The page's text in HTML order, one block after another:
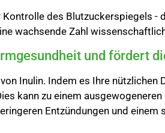
des Blutzuckerspiegels -
wachsende Zahl
und fördert
Inulin. Indem es Ihre
kann zu einem
Entzündungen und